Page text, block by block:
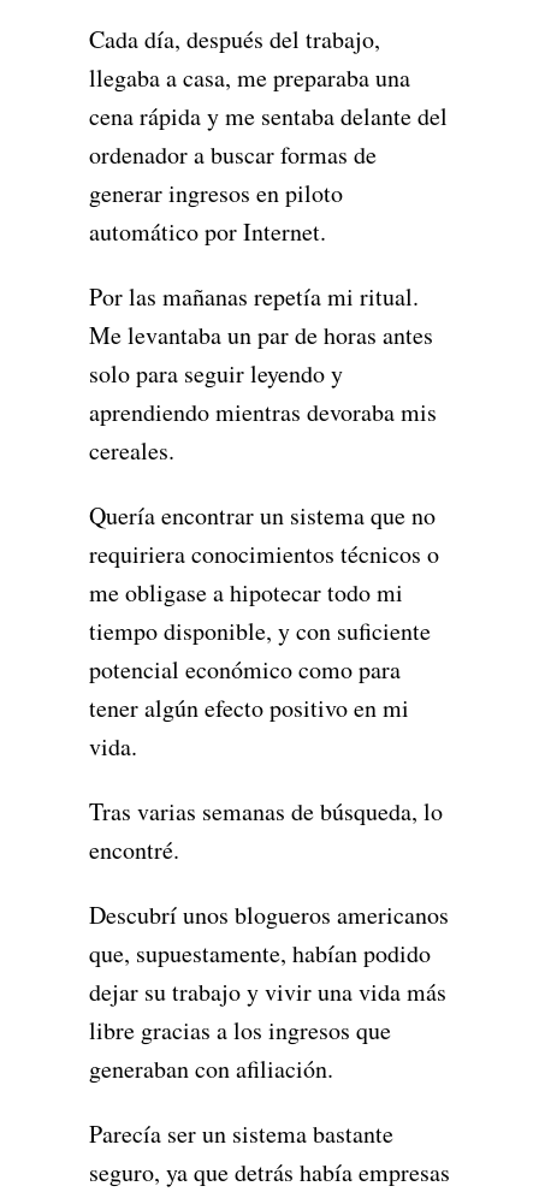
Cada día, después del trabajo,
llegaba a casa, me preparaba una
cena rápida y me sentaba delante del
ordenador a buscar formas de
generar ingresos en piloto
automático por Internet.
Por las mañanas repetía mi ritual.
Me levantaba un par de horas antes
solo para seguir leyendo y
aprendiendo mientras devoraba mis
cereales.
Quería encontrar un sistema que no
requiriera conocimientos técnicos o
me obligase a hipotecar todo mi
tiempo disponible, y con suficiente
potencial económico como para
tener algún efecto positivo en mi
vida.
Tras varias semanas de búsqueda, lo
encontré.
Descubrí unos blogueros americanos
que, supuestamente, habían podido
dejar su trabajo y vivir una vida más
libre gracias a los ingresos que
generaban con afiliación.
Parecía ser un sistema bastante
seguro, ya que detrás había empresas